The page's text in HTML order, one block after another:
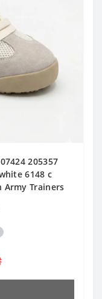
205357
6148 с
Army Trainers